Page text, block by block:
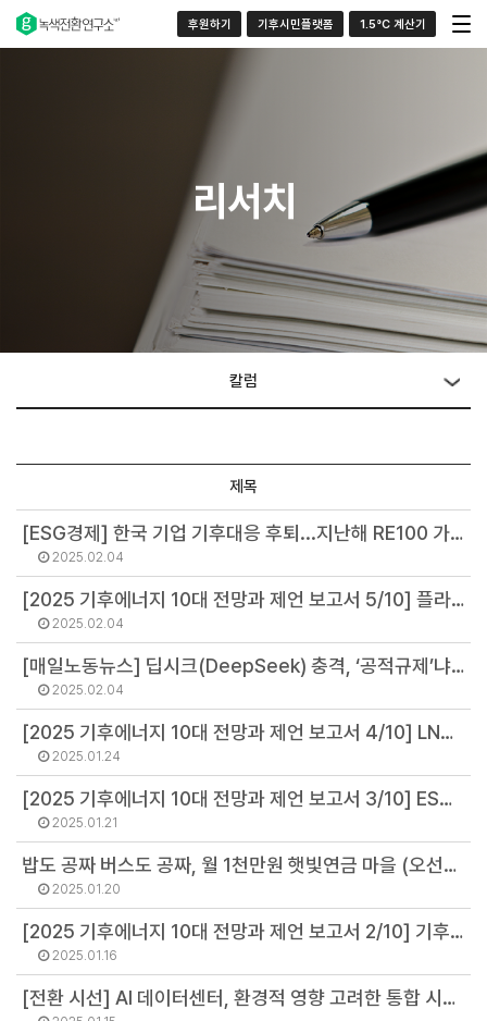
후원하기 기후시민플랫폼 1.5°C 계산기
리서치
칼럼
제목
[ESG경제] 한국 기업 기후대응 후퇴...지난해 RE100 가입 '제로' (김병권 연구위원)
2025.02.04
[2025 기후에너지 10대 전망과 제언 보고서 5/10] 플라스틱 규제와 중국의 부상을 넘어 순환경제로 (지현영 부소장)
2025.02.04
[매일노동뉴스] 딥시크(DeepSeek) 충격, ‘공적규제’냐 ‘사적독점’이냐 (김병권 연구위원)
2025.02.04
[2025 기후에너지 10대 전망과 제언 보고서 4/10] LNG발전 투자가 전환금융? ‘전환워싱’ 막는 법 (최기원 선임연구원)
2025.01.24
[2025 기후에너지 10대 전망과 제언 보고서 3/10] ESG 국제 추세, 트럼프도 못 막는다 (정영주 연구원)
2025.01.21
밥도 공짜 버스도 공짜, 월 1천만원 햇빛연금 마을 (오선아 연구원)
2025.01.20
[2025 기후에너지 10대 전망과 제언 보고서 2/10] 기후대응 후진국 한국, 무역경쟁에서 살아남으려면 이 ‘세 가지’는 하라. (김병권 연구위원)
2025.01.16
[전환 시선] AI 데이터센터, 환경적 영향 고려한 통합 시책 마련 시급 (강민영 연구원)